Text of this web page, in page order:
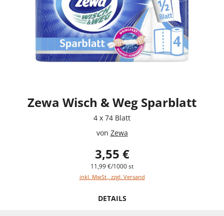
Zewa Wisch & Weg Sparblatt
4 x 74 Blatt
von Zewa
3,55 €
11,99 €/1000 st
inkl. MwSt., zzgl. Versand
DETAILS